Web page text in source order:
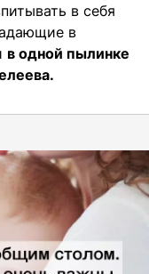
в себя
в
в одной пылинке